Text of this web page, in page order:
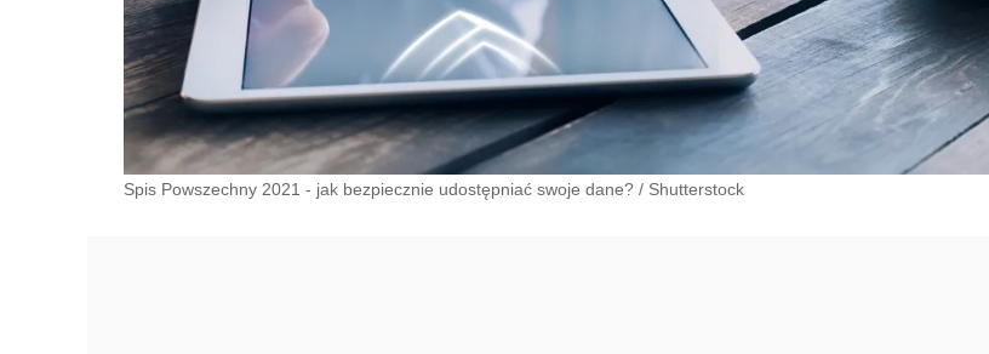
Spis Powszechny 2021 - jak bezpiecznie udostępniać swoje dane? / Shutterstock